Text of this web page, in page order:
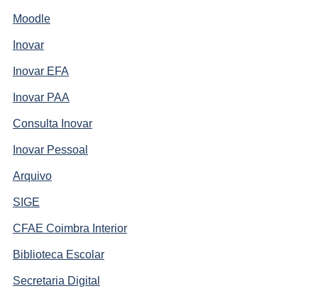
Moodle
Inovar
Inovar EFA
Inovar PAA
Consulta Inovar
Inovar Pessoal
Arquivo
SIGE
CFAE Coimbra Interior
Biblioteca Escolar
Secretaria Digital